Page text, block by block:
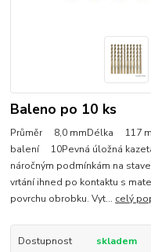
Baleno po 10 ks
Průměr 8,0 mmDélka 117
balení 10Pevná úložná
náročným podmínkám na
vrtání ihned po kontaktu s
povrchu obrobku. Vyt... celý
Dostupnost skladem